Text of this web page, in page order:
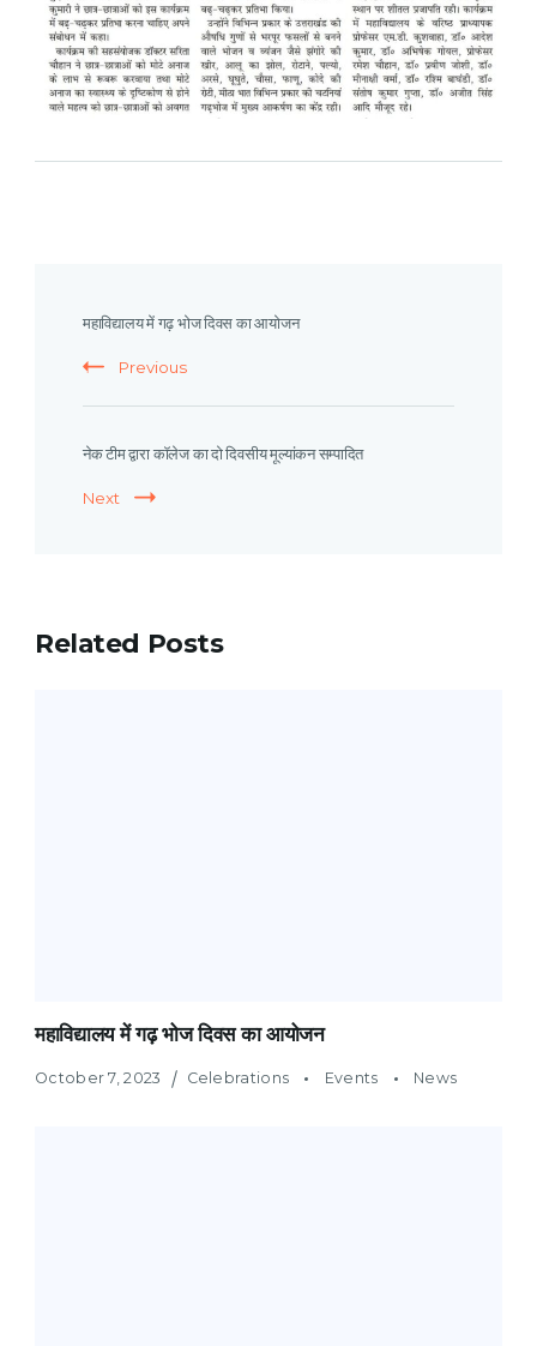
महाविद्यालय में गढ़ भोज दिवस का आयोजन
Previous
नेक टीम द्वारा कॉलेज का दो दिवसीय मूल्यांकन सम्पादित
Next
Related Posts
महाविद्यालय में गढ़ भोज दिवस का आयोजन
October 7, 2023 Celebrations Events News